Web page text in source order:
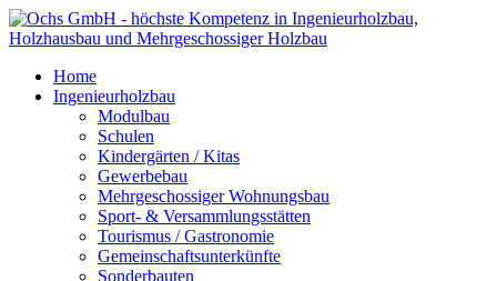
Home
Ingenieurholzbau
Modulbau
Schulen
Kindergärten / Kitas
Gewerbebau
Mehrgeschossiger Wohnungsbau
Sport- & Versammlungsstätten
Tourismus / Gastronomie
Gemeinschaftsunterkünfte
Sonderbauten